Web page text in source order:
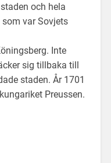
och hela
var Sovjets
Inte
sig tillbaka till
staden. År 1701
Preussen.